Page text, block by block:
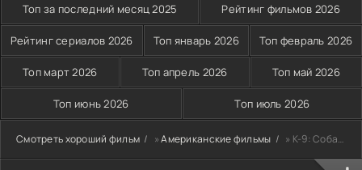
Топ за последний месяц 2025 Рейтинг фильмов 2026
Рейтинг сериалов 2026 Топ январь 2026 Топ февраль 2026
Топ март 2026 Топ апрель 2026 Топ май 2026
Топ июнь 2026 Топ июль 2026
Смотреть хороший фильм »Американские фильмы » К-9: Собачья работа (1989)